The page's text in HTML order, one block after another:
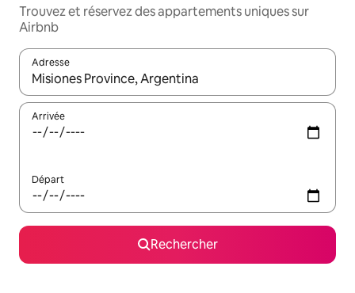
Trouvez et réservez des appartements uniques sur
Airbnb
Adresse
Lorsque les résultats s'affichent, utilisez les flèches vers le
Arrivée
Départ
Rechercher